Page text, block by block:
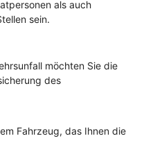
als auch
sein.
möchten Sie die
des
Fahrzeug, das Ihnen die